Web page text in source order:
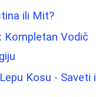
ili Mit?
Kompletan Vodič
Kosu - Saveti i